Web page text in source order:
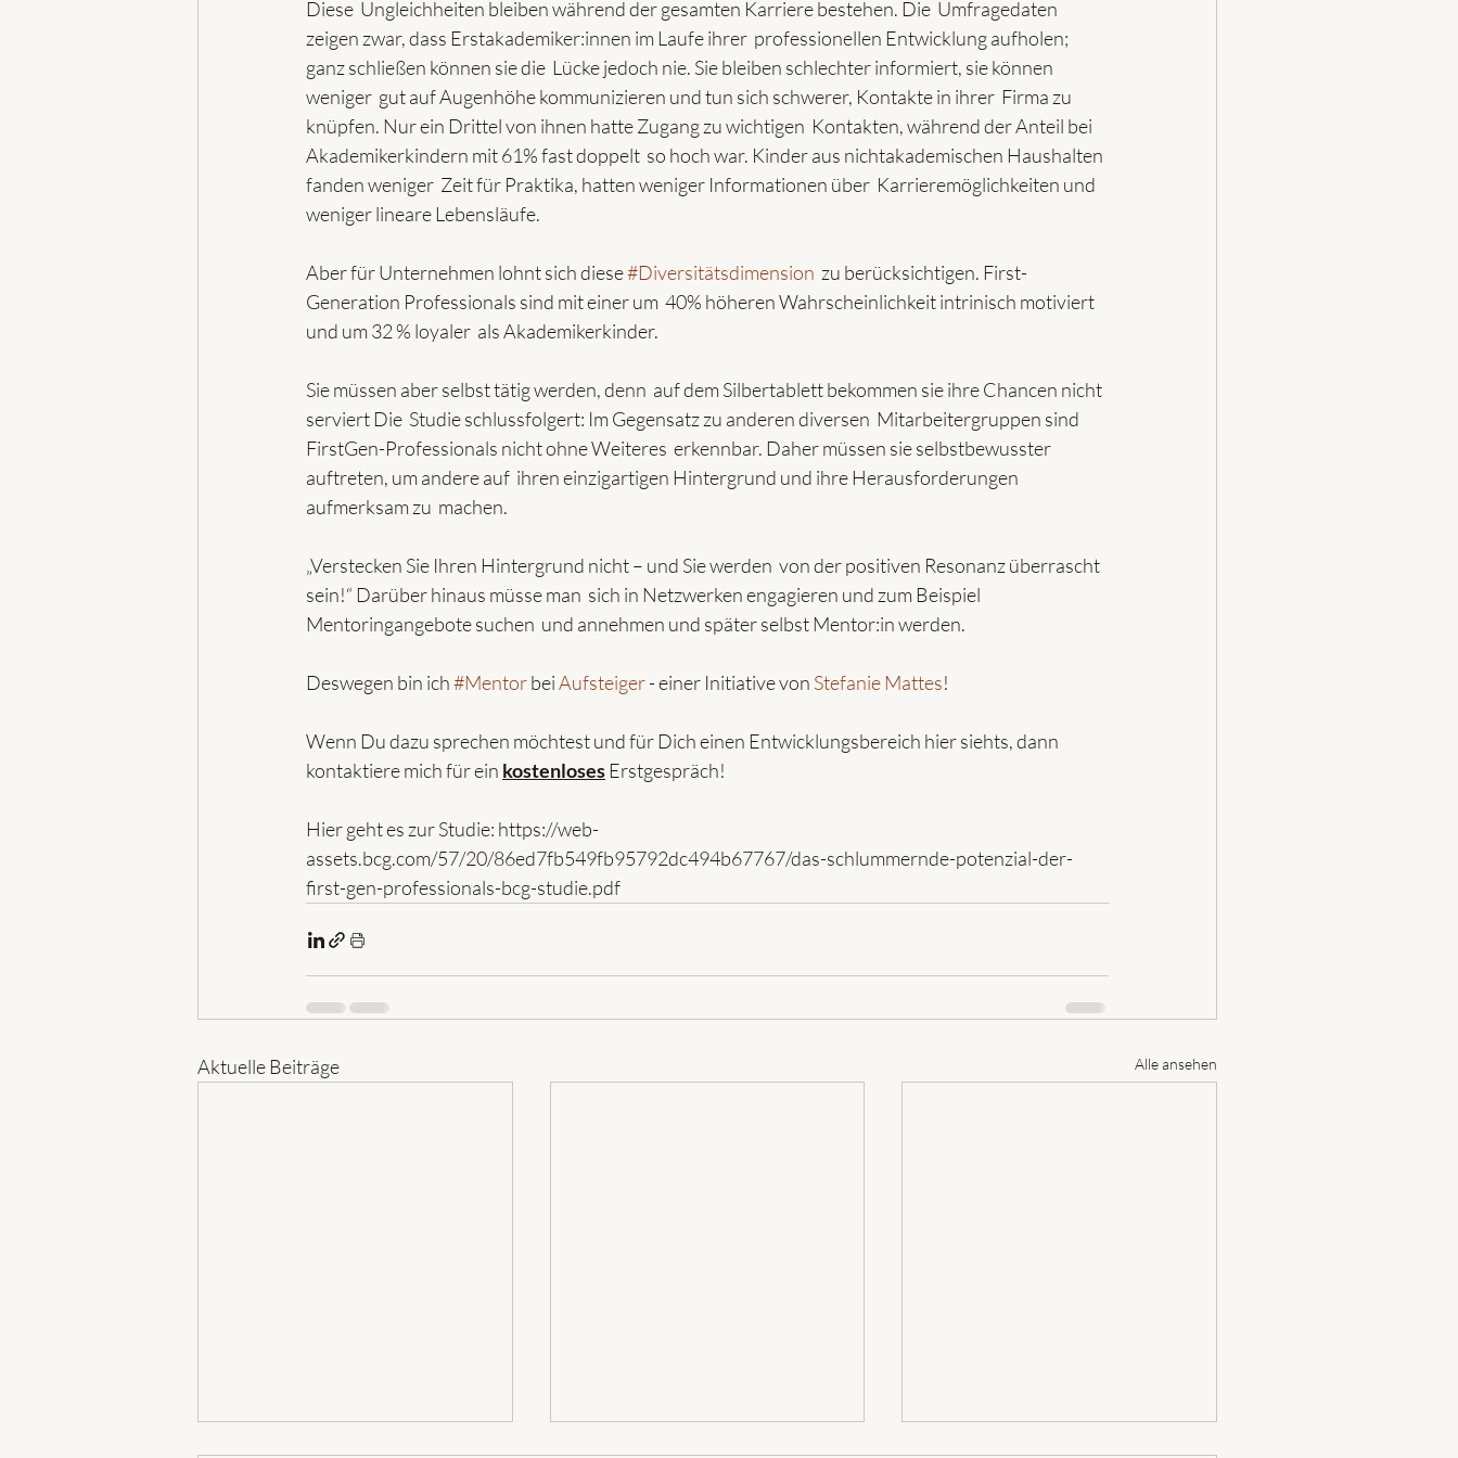
Diese  Ungleichheiten bleiben während der gesamten Karriere bestehen. Die  Umfragedaten
zeigen zwar, dass Erstakademiker:innen im Laufe ihrer  professionellen Entwicklung aufholen;
ganz schließen können sie die  Lücke jedoch nie. Sie bleiben schlechter informiert, sie können
weniger  gut auf Augenhöhe kommunizieren und tun sich schwerer, Kontakte in ihrer  Firma zu
knüpfen. Nur ein Drittel von ihnen hatte Zugang zu wichtigen  Kontakten, während der Anteil bei
Akademikerkindern mit 61% fast doppelt  so hoch war. Kinder aus nichtakademischen Haushalten
fanden weniger  Zeit für Praktika, hatten weniger Informationen über  Karrieremöglichkeiten und
weniger lineare Lebensläufe.
Aber für Unternehmen lohnt sich diese #Diversitätsdimension
  zu berücksichtigen. First-
Generation Professionals sind mit einer um  40% höheren Wahrscheinlichkeit intrinisch motiviert
und um 32 % loyaler  als Akademikerkinder.
Sie müssen aber selbst tätig werden, denn  auf dem Silbertablett bekommen sie ihre Chancen nicht
serviert Die  Studie schlussfolgert: Im Gegensatz zu anderen diversen  Mitarbeitergruppen sind
FirstGen-Professionals nicht ohne Weiteres  erkennbar. Daher müssen sie selbstbewusster
auftreten, um andere auf  ihren einzigartigen Hintergrund und ihre Herausforderungen
aufmerksam zu  machen.
„Verstecken Sie Ihren Hintergrund nicht – und Sie werden  von der positiven Resonanz überrascht
sein!“ Darüber hinaus müsse man  sich in Netzwerken engagieren und zum Beispiel
Mentoringangebote suchen  und annehmen und später selbst Mentor:in werden.
Deswegen bin ich #Mentor bei Aufsteiger - einer Initiative von Stefanie Mattes!
Wenn Du dazu sprechen möchtest und für Dich einen Entwicklungsbereich hier siehts, dann
kontaktiere mich für ein kostenloses Erstgespräch!
Hier geht es zur Studie: https://web-
assets.bcg.com/57/20/86ed7fb549fb95792dc494b67767/das-schlummernde-potenzial-der-
first-gen-professionals-bcg-studie.pdf
Aktuelle Beiträge Alle ansehen